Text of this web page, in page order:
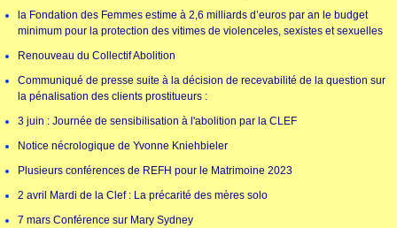
la Fondation des Femmes estime à 2,6 milliards d’euros par an le budget
minimum pour la protection des vitimes de violenceles, sexistes et sexuelles
Renouveau du Collectif Abolition
Communiqué de presse suite à la décision de recevabilité de la question sur
la pénalisation des clients prostitueurs :
3 juin : Journée de sensibilisation à l'abolition par la CLEF
Notice nécrologique de Yvonne Kniehbieler
Plusieurs conférences de REFH pour le Matrimoine 2023
2 avril Mardi de la Clef : La précarité des mères solo
7 mars Conférence sur Mary Sydney